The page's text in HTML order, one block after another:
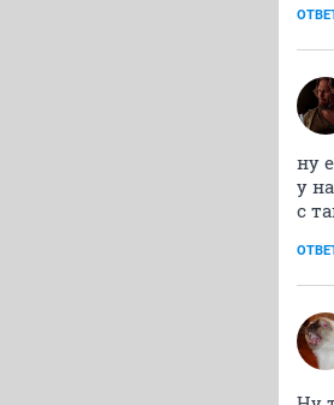
ну
у
с